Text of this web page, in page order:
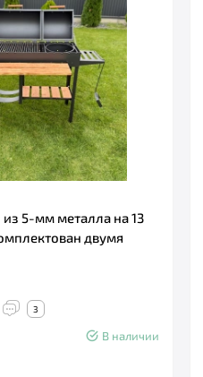
5-мм металла на 13
двумя
3
В наличии